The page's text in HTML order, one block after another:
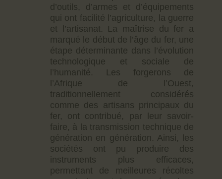
d’outils, d’armes et d’équipements
qui ont facilité l’agriculture, la guerre
et l’artisanat. La maîtrise du fer a
marqué le début de l’âge du fer, une
étape déterminante dans l’évolution
technologique et sociale de
l’humanité. Les forgerons de
l’Afrique de l’Ouest,
traditionnellement considérés
comme des artisans principaux du
fer, ont contribué, par leur savoir-
faire, à la transmission technique de
génération en génération. Ainsi, les
sociétés ont pu produire des
instruments plus efficaces,
permettant de meilleures récoltes